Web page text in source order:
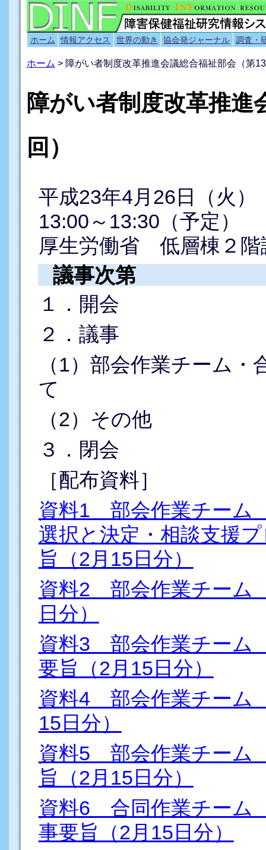
ホーム 情報アクセス 世界の動き 協会発ジャーナル 調査・
ホーム > 障がい者制度改革推進会議総合福祉部会（第
障がい者制度改革推進
回）
平成23年4月26日（火）
13:00～13:30（予定）
厚生労働省 低層棟２階
議事次第
１．開会
２．議事
（1）部会作業チーム
て
（2）その他
３．閉会
［配布資料］
資料1 部会作業チーム
選択と決定・相談支援
旨（2月15日分）
資料2 部会作業チーム
日分）
資料3 部会作業チーム
要旨（2月15日分）
資料4 部会作業チーム
15日分）
資料5 部会作業チーム
旨（2月15日分）
資料6 合同作業チーム
事要旨（2月15日分）